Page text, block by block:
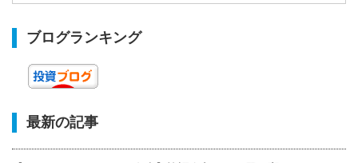
ブログランキング
最新の記事